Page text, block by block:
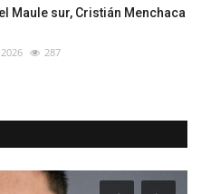
Maule sur, Cristián Menchaca
287